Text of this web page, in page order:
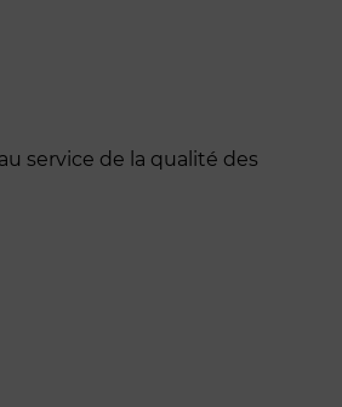
service de la qualité des